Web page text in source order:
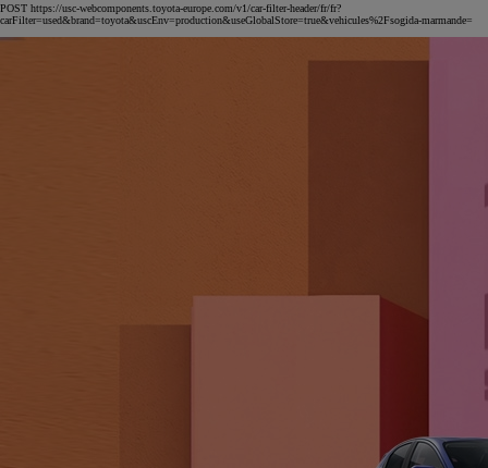
POST https://usc-webcomponents.toyota-europe.com/v1/car-filter-header/fr/fr?
carFilter=used&brand=toyota&uscEnv=production&useGlobalStore=true&vehicules%2Fsogida-marmande=